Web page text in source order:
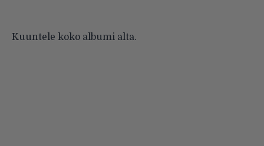
Kuuntele koko albumi alta.